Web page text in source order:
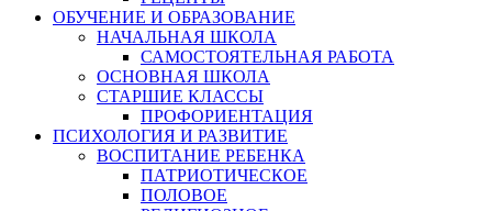
ОБУЧЕНИЕ И ОБРАЗОВАНИЕ
НАЧАЛЬНАЯ ШКОЛА
САМОСТОЯТЕЛЬНАЯ РАБОТА
ОСНОВНАЯ ШКОЛА
СТАРШИЕ КЛАССЫ
ПРОФОРИЕНТАЦИЯ
ПСИХОЛОГИЯ И РАЗВИТИЕ
ВОСПИТАНИЕ РЕБЕНКА
ПАТРИОТИЧЕСКОЕ
ПОЛОВОЕ